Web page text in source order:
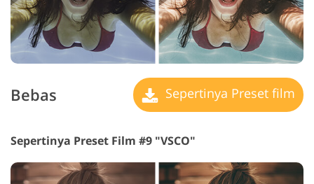
Bebas Sepertinya Preset film
Sepertinya Preset Film #9 "VSCO"